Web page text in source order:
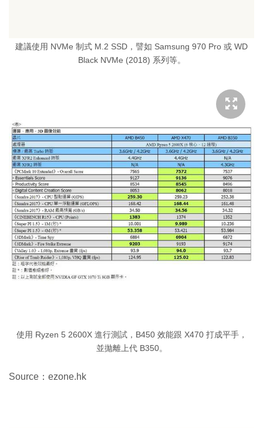
建議使用 NVMe 制式 M.2 SSD，譬如 Samsung 970 Pro 或 WD
Black NVMe (2018) 系列等。
使用 Ryzen 5 2600X 進行測試，B450 效能跟 X470 打成平手，
並拋離上代 B350。
Source：ezone.hk